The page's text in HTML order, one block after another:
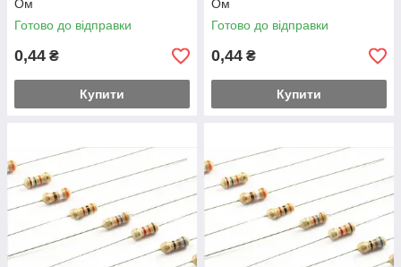
Ом
Готово до відправки
0,44 ₴
Купити
Ом
Готово до відправки
0,44 ₴
Купити